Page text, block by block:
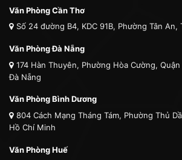
Văn Phòng Cần Thơ
Số 24 đường B4, KDC 91B, Phường Tân
Văn Phòng Đà Nẵng
174 Hàn Thuyên, Phường Hòa Cường,
Đà Nẵng
Văn Phòng Bình Dương
804 Cách Mạng Tháng Tám, Phường Thủ
Hồ Chí Minh
Văn Phòng Huế